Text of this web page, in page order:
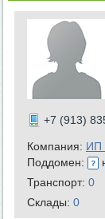
+7 (913)
Компания: ИП
Поддомен:
Транспорт: 0
Склады: 0